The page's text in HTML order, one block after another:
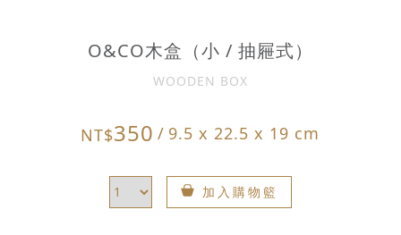
O&CO木盒（小 / 抽屜式）
WOODEN BOX
NT$350 / 9.5 x 22.5 x 19 cm
加入購物籃